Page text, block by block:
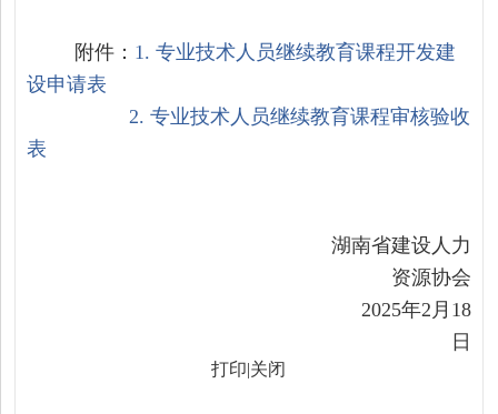
附件： 1. 专业技术人员继续教育课程开发建
设申请表
2. 专业技术人员继续教育课程审核验收
表
湖南省建设人力
资源协会
2025年2 月 18
日
打印|关闭